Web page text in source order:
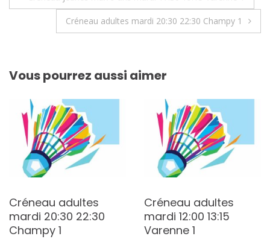
Créneau adultes mardi 20:30 22:30 Champy 1
Vous pourrez aussi aimer
Créneau adultes
mardi 20:30 22:30
Champy 1
Créneau adultes
mardi 12:00 13:15
Varenne 1